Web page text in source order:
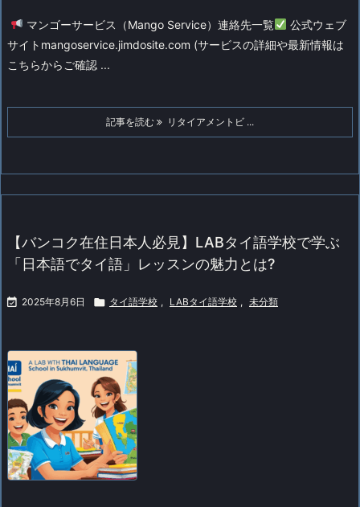
マンゴーサービス（Mango Service）連絡先一覧
公式ウェブ
サイト mangoservice.jimdosite.com (サービスの詳細や最新情報は
こちらからご確認 ...
記事を読む リタイアメントビ ...
【バンコク在住日本人必見】LABタイ語学校で学ぶ
「日本語でタイ語」レッスンの魅力とは?
 2025年8月6日  タイ語学校 , LABタイ語学校 , 未分類